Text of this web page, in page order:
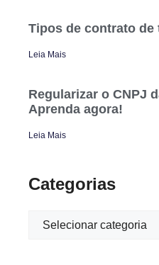
Tipos de contrato
Leia Mais
Regularizar o CNPJ
Aprenda agora!
Leia Mais
Categorias